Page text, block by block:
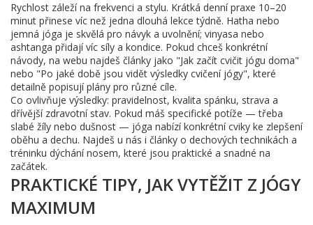
Rychlost záleží na frekvenci a stylu. Krátká denní praxe 10–20
minut přinese víc než jedna dlouhá lekce týdně. Hatha nebo
jemná jóga je skvělá pro návyk a uvolnění; vinyasa nebo
ashtanga přidají víc síly a kondice. Pokud chceš konkrétní
návody, na webu najdeš články jako "Jak začít cvičit jógu doma"
nebo "Po jaké době jsou vidět výsledky cvičení jógy", které
detailně popisují plány pro různé cíle.
Co ovlivňuje výsledky: pravidelnost, kvalita spánku, strava a
dřívější zdravotní stav. Pokud máš specifické potíže — třeba
slabé žíly nebo dušnost — jóga nabízí konkrétní cviky ke zlepšení
oběhu a dechu. Najdeš u nás i články o dechových technikách a
tréninku dýchání nosem, které jsou praktické a snadné na
začátek.
PRAKTICKÉ TIPY, JAK VYTĚŽIT Z JÓGY
MAXIMUM